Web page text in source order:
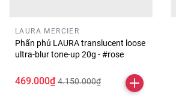
LAURA MERCIER
Phấn phủ LAURA translucent loose
ultra-blur tone-up 20g - #rose
469.000₫ 4.150.000₫